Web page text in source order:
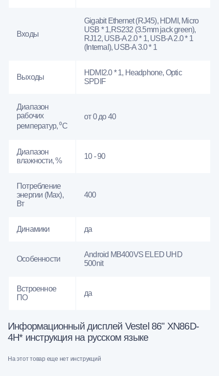
Входы
Gigabit Ethernet (RJ45), HDMI, Micro
USB * 1,RS232 (3.5mm jack green),
RJ12, USB-A 2.0 * 1, USB-A 2.0 * 1
(Internal), USB-A 3.0 * 1
Выходы
HDMI2.0 * 1, Headphone, Optic
SPDIF
Диапазон
рабочих
ремператур, ⁰С
от 0 до 40
Диапазон
влажности, %
10 - 90
Потребление
энергии (Max),
Вт
400
Динамики да
Особенности
Android MB400VS ELED UHD
500nit
Встроенное
ПО
да
Информационный дисплей Vestel 86" XN86D-
4H* инструкция на русском языке
На этот товар еще нет инструкций